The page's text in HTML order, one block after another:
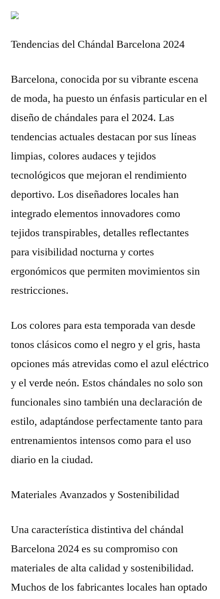
Tendencias del Chándal Barcelona 2024
Barcelona, conocida por su vibrante escena
de moda, ha puesto un énfasis particular en el
diseño de chándales para el 2024. Las
tendencias actuales destacan por sus líneas
limpias, colores audaces y tejidos
tecnológicos que mejoran el rendimiento
deportivo. Los diseñadores locales han
integrado elementos innovadores como
tejidos transpirables, detalles reflectantes
para visibilidad nocturna y cortes
ergonómicos que permiten movimientos sin
restricciones.
Los colores para esta temporada van desde
tonos clásicos como el negro y el gris, hasta
opciones más atrevidas como el azul eléctrico
y el verde neón. Estos chándales no solo son
funcionales sino también una declaración de
estilo, adaptándose perfectamente tanto para
entrenamientos intensos como para el uso
diario en la ciudad.
Materiales Avanzados y Sostenibilidad
Una característica distintiva del chándal
Barcelona 2024 es su compromiso con
materiales de alta calidad y sostenibilidad.
Muchos de los fabricantes locales han optado